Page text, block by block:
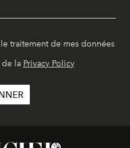
traitement de mes données
de la Privacy Policy